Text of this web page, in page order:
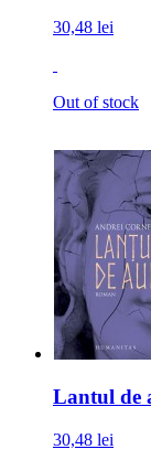
30,48 lei
Out of stock
Lantul de
30,48 lei